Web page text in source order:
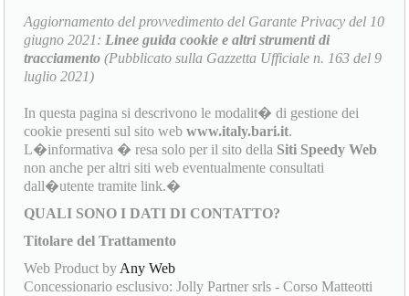
Aggiornamento del provvedimento del Garante Privacy del 10
giugno 2021: Linee guida cookie e altri strumenti di
tracciamento (Pubblicato sulla Gazzetta Ufficiale n. 163 del 9
luglio 2021)
In questa pagina si descrivono le modalit� di gestione dei
cookie presenti sul sito webwww.italy.bari.it.
L�informativa � resa solo per il sito della Siti Speedy Web
non anche per altri siti web eventualmente consultati
dall�utente tramite link.�
QUALI SONO I DATI DI CONTATTO?
Titolare del Trattamento
Web Product by Any Web
Concessionario esclusivo: Jolly Partner srls - Corso Matteotti